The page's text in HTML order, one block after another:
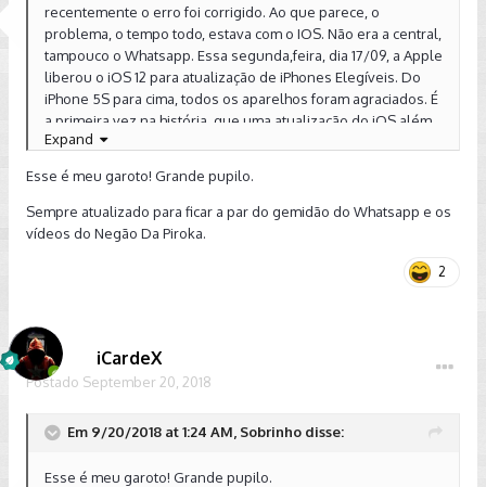
recentemente o erro foi corrigido. Ao que parece, o
problema, o tempo todo, estava com o IOS. Não era a central,
tampouco o Whatsapp. Essa segunda,feira, dia 17/09, a Apple
liberou o iOS 12 para atualização de iPhones Elegíveis. Do
iPhone 5S para cima, todos os aparelhos foram agraciados. É
a primeira vez na história, que uma atualização do iOS além
de resolver uma série pequenos bugs, de quebra, deu um
inacreditável.
Enfim, para resolveremm façam imediatamente o update do
iOS, para a versão 12. Vale a pena!
Em virtude da quantidade enorme de aparelhos que farão o
pode seguir manualmente, com esse passos:
1 -Plugue seu iPhone ao carregador e estabeleça a conexão
2 - Toque em Definições > Geral > Atualização de software.
3 -Toque emDescarregar e instalar.
Expand
Esse é meu garoto! Grande pupilo.
Sempre atualizado para ficar a par do gemidão do Whatsapp e os
vídeos do Negão Da Piroka.
2
iCardeX
Postado September 20, 2018
Em 9/20/2018 at 1:24 AM, Sobrinho disse:
Esse é meu garoto! Grande pupilo.